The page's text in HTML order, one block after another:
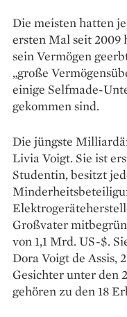
Die meisten hatten
ersten Mal seit
sein Vermögen
„große
einige Selfmade-
gekommen sind.
Die jüngste
Livia Voigt. Sie ist
Studentin, besitzt
Großvater
von 1,1 Mrd. US-$.
Dora Voigt de Assis,
Gesichter unter den
gehören zu den 18